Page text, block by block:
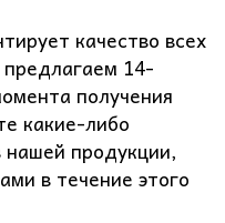
качество всех
14-
получения
какие-либо
продукции,
в течение этого